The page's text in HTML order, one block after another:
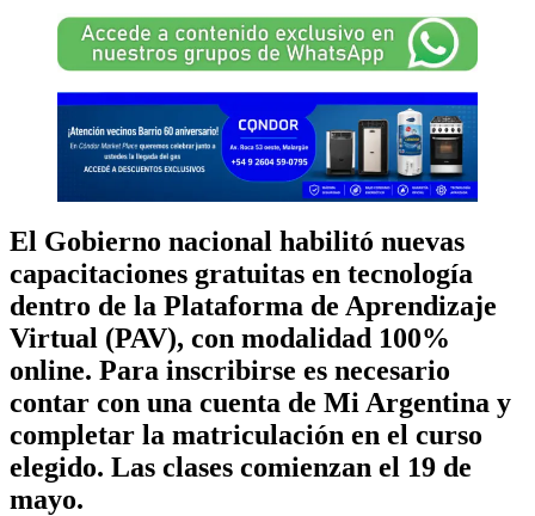
El Gobierno nacional habilitó nuevas
capacitaciones gratuitas en tecnología
dentro de la Plataforma de Aprendizaje
Virtual (PAV), con modalidad 100%
online. Para inscribirse es necesario
contar con una cuenta de Mi Argentina y
completar la matriculación en el curso
elegido. Las clases comienzan el 19 de
mayo.